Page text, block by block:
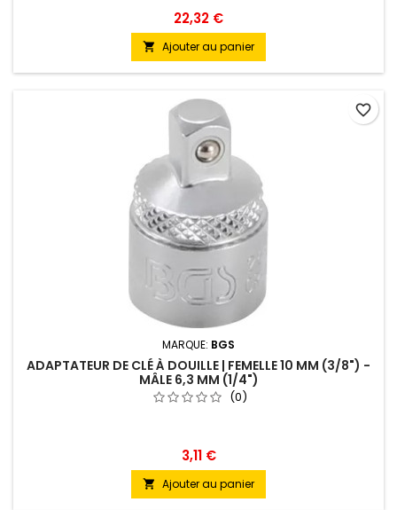
22,32 €
 Ajouter au panier
MARQUE: BGS
ADAPTATEUR DE CLÉ À DOUILLE | FEMELLE 10 MM (3/8") -
MÂLE 6,3 MM (1/4")
(0)
3,11 €
 Ajouter au panier
favorite_border